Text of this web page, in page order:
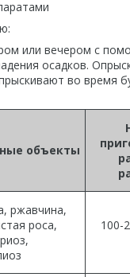
или вечером с
осадков.
во время
объекты
ржавчина,
роса,
100-